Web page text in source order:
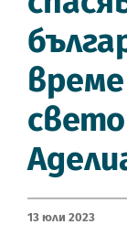
13 Юли 2023